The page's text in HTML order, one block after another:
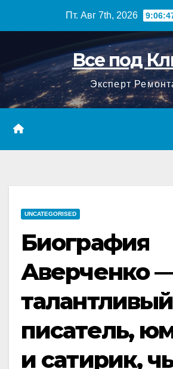
Пт. Авг 7th, 2026
Все под
Эксперт
UNCATEGORISED
Биография
Аверченко
талантливый
писатель,
и сатирик,